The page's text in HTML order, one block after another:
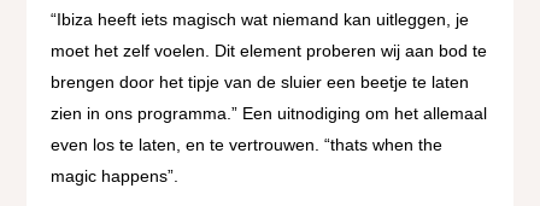
“Ibiza heeft iets magisch wat niemand kan uitleggen, je
moet het zelf voelen. Dit element proberen wij aan bod te
brengen door het tipje van de sluier een beetje te laten
zien in ons programma.” Een uitnodiging om het allemaal
even los te laten, en te vertrouwen. “thats when the
magic happens”.